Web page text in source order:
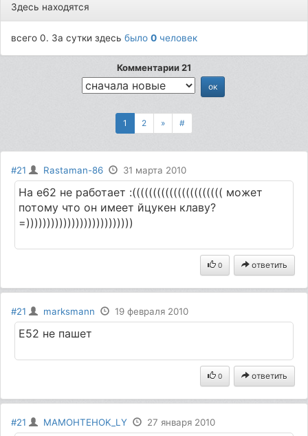
Здесь находятся
всего 0. За сутки здесьбыло0 человек
Комментарии 21
1 2 » #
#21 Rastaman-86 31 марта 2010
На е62 не работает :(((((((((((((((((((((( может
потому что он имеет йцукен клаву?
=))))))))))))))))))))))))))
0 ответить
#21 marksmann 19 февраля 2010
Е52 не пашет
0 ответить
#21 MAMOHTEHOK_LY 27 января 2010